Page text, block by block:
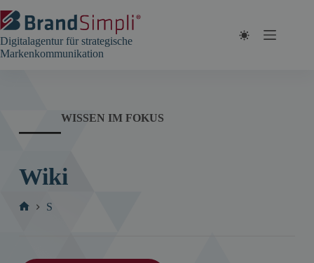
Inhalt
springen
Digitalagentur für strategische
Markenkommunikation
WISSEN IM FOKUS
Wiki
S